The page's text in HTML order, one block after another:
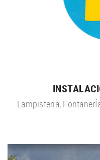
Lampisteria,